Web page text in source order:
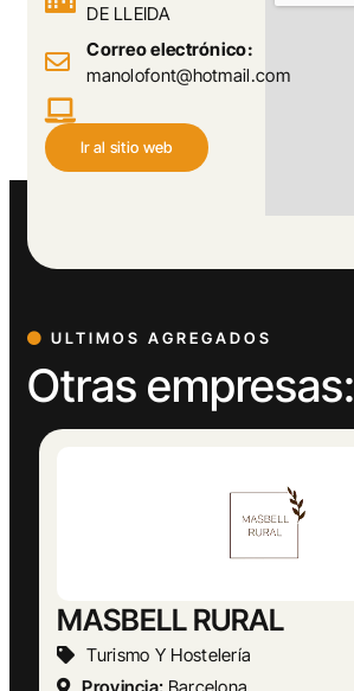
DE LLEIDA
Correo electrónico:
manolofont@hotmail.com
Ir al sitio web
ULTIMOS AGREGADOS
Otras empresas: